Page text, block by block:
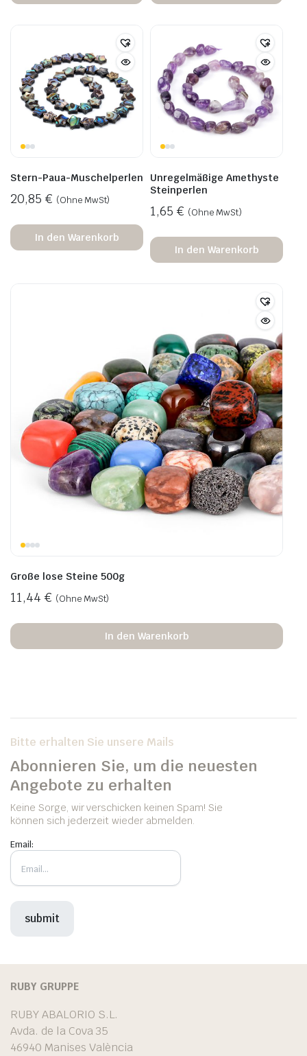
Stern-Paua-Muschelperlen
20,85 € (Ohne MwSt)
In den Warenkorb
Unregelmäßige Amethyste
Steinperlen
1,65 € (Ohne MwSt)
In den Warenkorb
Große lose Steine 500g
11,44 € (Ohne MwSt)
In den Warenkorb
Bitte erhalten Sie unsere Mails
Abonnieren Sie, um die neuesten
Angebote zu erhalten
Keine Sorge, wir verschicken keinen Spam! Sie
können sich jederzeit wieder abmelden.
Email:
RUBY GRUPPE
RUBY ABALORIO S.L.
Avda. de la Cova 35
46940 Manises València